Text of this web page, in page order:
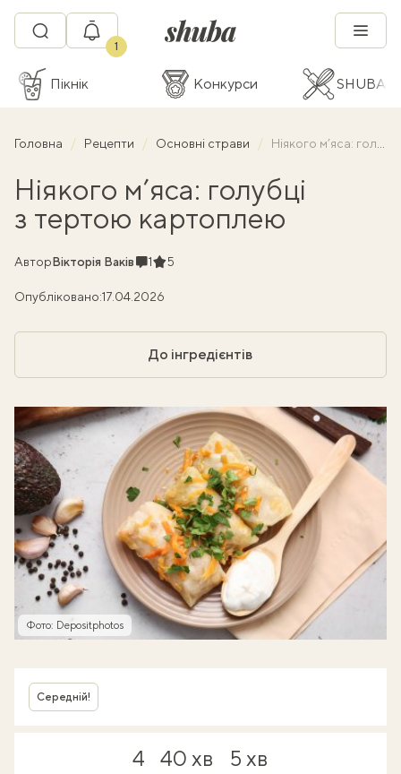
1
Пікнік Конкурси SHUBA
Головна Рецепти Основні страви Ніякого м’яса: голубці з тертою картоплею
Ніякого м’яса: голубці
з тертою картоплею
АвторВікторія ВаківКоментарі
1Рейтинг
5
Опубліковано:17.04.2026
До інгредієнтів
Фото: Depositphotos
Середній!
4 40 хв 5 хв